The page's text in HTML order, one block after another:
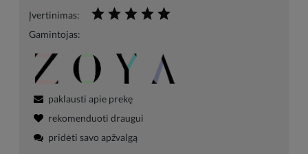
Įvertinimas:
Gamintojas:
paklausti apie prekę
rekomenduoti draugui
pridėti savo apžvalgą